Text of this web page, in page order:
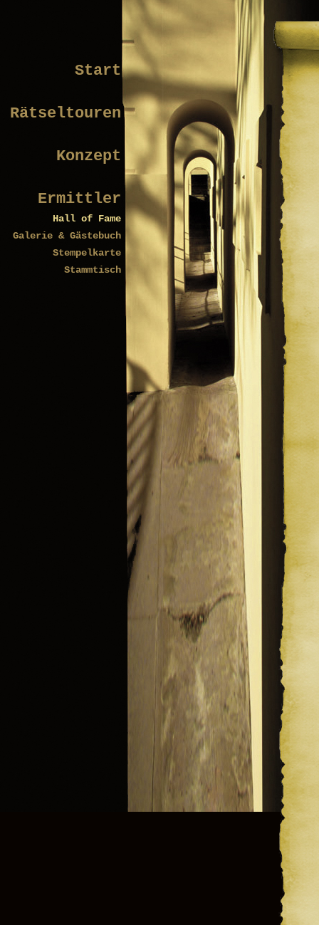
Start
Rätseltouren
Konzept
Ermittler
Hall of Fame
Galerie & Gästebuch
Stempelkarte
Stammtisch